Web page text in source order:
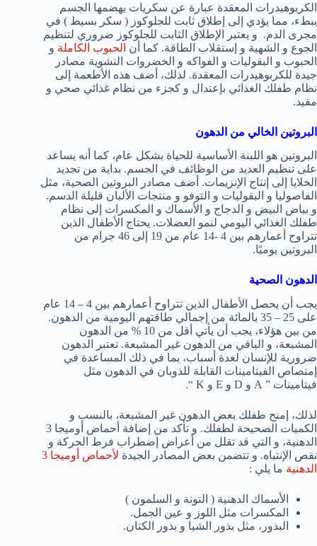
الكربوهيدرات المعقدة عبارة عن سكريات يهضمها الجسم
ببطء، مما يؤدي إلى إطلاق ثابت للجلوكوز ( سكر بسيط ) في
مجرى الدم. و يعتبر الإطلاق الثابت للجلوكوز ضروري لتنظيم
الجوع و الشهية و إستقلاب الطاقة. كما أن الحبوب الكاملة و
الحبوب و البقوليات و الفواكه و الخضروات النشوية مصادر
جيدة للكربوهيدرات المعقدة. لذلك، أضف هذه الأطعمة إلى
نظام طفلك الغذائي بإعتدال و كجزء من نظام غذائي صحي و
مفيد.
البروتين الخالي من الدهون
البروتين هو اللبنة الأساسية للحياة بشكل عام، كما أنه يساعد
على تنظيم العديد من الوظائف في الجسم. بداية من تجديد
الخلايا إلى إنتاج الإنزيمات. أضف مصادر البروتين الصحية، مثل
الفاصوليا و البقوليات و التوفو و منتجات الألبان قليلة الدسم.
و بياض البيض و الدجاج و الأسماك و المكسرات إلى نظام
طفلك الغذائي اليومي لنمو العضلات. يحتاج الأطفال الذين
تتراوح أعمارهم بين 4 -14 عام من 19 إلى 46 جرام من
البروتين يوميًا.
الدهون الصحية
يجب أن يحصل الأطفال الذين تتراوح أعمارهم بين 4 – 14 عام
على 25 – 35 بالمائة من إجمالي طاقتهم اليومية من الدهون.
من بين هؤلاء، يجب أن يأتي أقل من 10 % من الدهون
المشبعة، و الباقي من الدهون غير المشبعة. تعتبر الدهون
ضرورية للإنسان لعدة أسباب، بما في ذلك المساعدة في
إمتصاص الفيتامينات القابلة للذوبان في الدهون مثل
فيتامينات ” A و D و E و K “.
لذلك، إمنح طفلك بعض الدهون غير المشبعة، بالنسب و
الكميات الصحيحة لطفلك. و تأكد من إضافة أحماض أوميجا 3
الدهنية، و التي قد تقلل من أعراض إضطراب فرط الحركة و
نقص الإنتباه. و تتضمن بعض المصادر الجيدة
لأحماض أوميجا 3
الدهنية ما يلي :
الأسماك الدهنية ( التونة و السلمون )
المكسرات مثل اللوز و عين الجمل.
البذور، مثل بذور الشيا و بذور الكتان.